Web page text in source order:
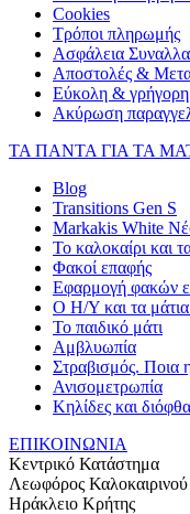
Cookies
Τρόποι πληρωμής
Ασφάλεια
Αποστολές &
Εύκολη & γρήγορη
Ακύρωση
ΤΑ ΠΑΝΤΑ ΓΙΑ ΤΑ
Blog
Transitions Gen S
Markakis White
Το καλοκαίρι και
Φακοί επαφής
Εφαρμογή φακών
Ο Η/Υ και τα
Το παιδικό μάτι
Αμβλυωπία
Στραβισμός. Ποια
Ανισομετρωπία
Κηλίδες και
ΕΠΙΚΟΙΝΩΝΙΑ
Κεντρικό Κατάστημα
Λεωφόρος
Ηράκλειο Κρήτης